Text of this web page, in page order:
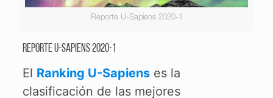
Reporte U-Sapiens 2020-1
REPORTE U-SAPIENS 2020-1
El Ranking U-Sapienses la
clasificación de las mejores